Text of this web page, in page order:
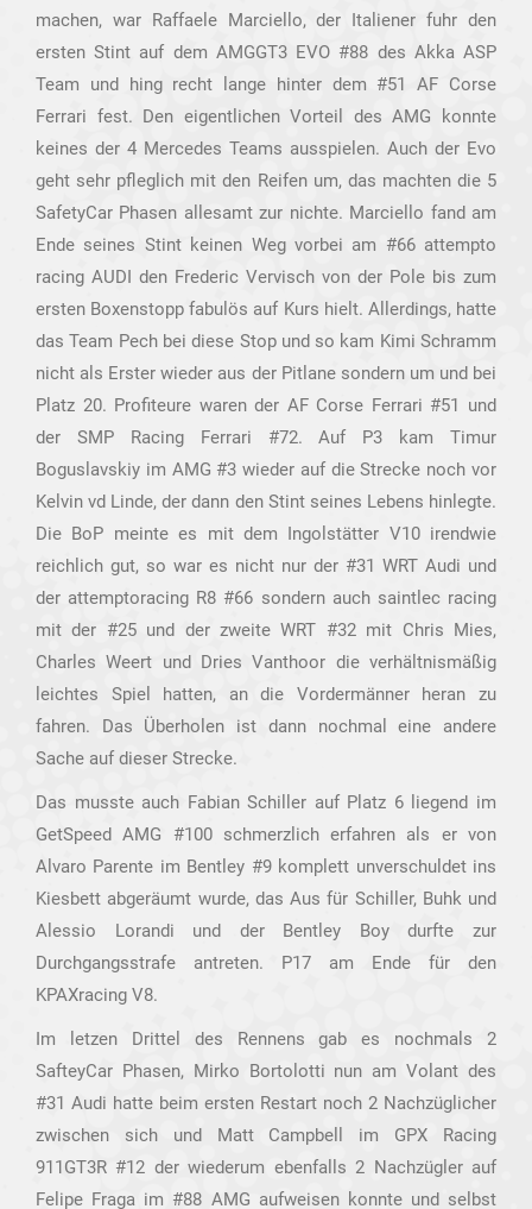
machen, war Raffaele Marciello, der Italiener fuhr den
ersten Stint auf dem AMGGT3 EVO #88 des Akka ASP
Team und hing recht lange hinter dem #51 AF Corse
Ferrari fest. Den eigentlichen Vorteil des AMG konnte
keines der 4 Mercedes Teams ausspielen. Auch der Evo
geht sehr pfleglich mit den Reifen um, das machten die 5
SafetyCar Phasen allesamt zur nichte. Marciello fand am
Ende seines Stint keinen Weg vorbei am #66 attempto
racing AUDI den Frederic Vervisch von der Pole bis zum
ersten Boxenstopp fabulös auf Kurs hielt. Allerdings, hatte
das Team Pech bei diese Stop und so kam Kimi Schramm
nicht als Erster wieder aus der Pitlane sondern um und bei
Platz 20. Profiteure waren der AF Corse Ferrari #51 und
der SMP Racing Ferrari #72. Auf P3 kam Timur
Boguslavskiy im AMG #3 wieder auf die Strecke noch vor
Kelvin vd Linde, der dann den Stint seines Lebens hinlegte.
Die BoP meinte es mit dem Ingolstätter V10 irendwie
reichlich gut, so war es nicht nur der #31 WRT Audi und
der attemptoracing R8 #66 sondern auch saintlec racing
mit der #25 und der zweite WRT #32 mit Chris Mies,
Charles Weert und Dries Vanthoor die verhältnismäßig
leichtes Spiel hatten, an die Vordermänner heran zu
fahren. Das Überholen ist dann nochmal eine andere
Sache auf dieser Strecke.
Das musste auch Fabian Schiller auf Platz 6 liegend im
GetSpeed AMG #100 schmerzlich erfahren als er von
Alvaro Parente im Bentley #9 komplett unverschuldet ins
Kiesbett abgeräumt wurde, das Aus für Schiller, Buhk und
Alessio Lorandi und der Bentley Boy durfte zur
Durchgangsstrafe antreten. P17 am Ende für den
KPAXracing V8.
Im letzen Drittel des Rennens gab es nochmals 2
SafteyCar Phasen, Mirko Bortolotti nun am Volant des
#31 Audi hatte beim ersten Restart noch 2 Nachzüglicher
zwischen sich und Matt Campbell im GPX Racing
911GT3R #12 der wiederum ebenfalls 2 Nachzügler auf
Felipe Fraga im #88 AMG aufweisen konnte und selbst